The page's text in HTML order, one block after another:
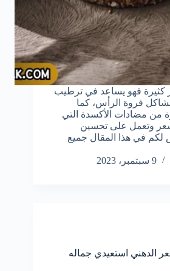
كثيرة فهو يساعد في ترطيب
فروة الرأس، كما
من مضادات الأكسدة التي
وتعمل على تحسين
في هذا المقال جميع
9 سبتمبر، 2023
الدهني استعيدي جماله